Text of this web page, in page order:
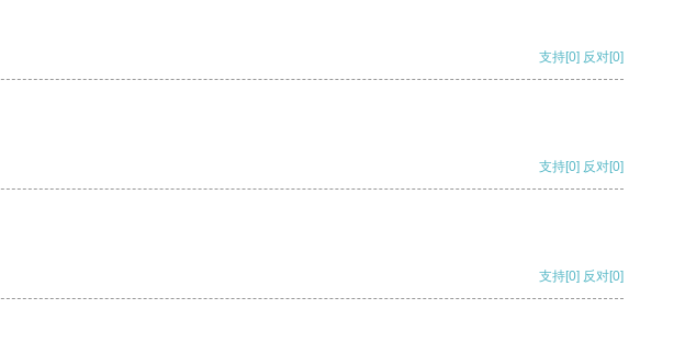
支持[0] 反对[0]
支持[0] 反对[0]
支持[0] 反对[0]